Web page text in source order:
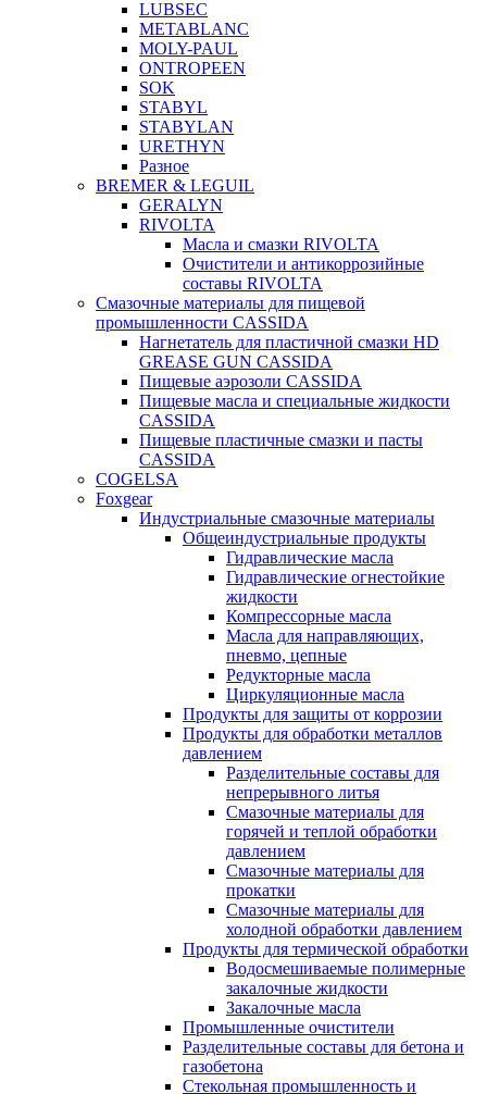
LUBSEC
METABLANC
MOLY-PAUL
ONTROPEEN
SOK
STABYL
STABYLAN
URETHYN
Разное
BREMER & LEGUIL
GERALYN
RIVOLTA
Масла и смазки RIVOLTA
Очистители и антикоррозийные
составы RIVOLTA
Смазочные материалы для пищевой
промышленности CASSIDA
Нагнетатель для пластичной смазки HD
GREASE GUN CASSIDA
Пищевые аэрозоли CASSIDA
Пищевые масла и специальные жидкости
CASSIDA
Пищевые пластичные смазки и пасты
CASSIDA
COGELSA
Foxgear
Индустриальные смазочные материалы
Общеиндустриальные продукты
Гидравлические масла
Гидравлические огнестойкие
жидкости
Компрессорные масла
Масла для направляющих,
пневмо, цепные
Редукторные масла
Циркуляционные масла
Продукты для защиты от коррозии
Продукты для обработки металлов
давлением
Разделительные составы для
непрерывного литья
Смазочные материалы для
горячей и теплой обработки
давлением
Смазочные материалы для
прокатки
Смазочные материалы для
холодной обработки давлением
Продукты для термической обработки
Водосмешиваемые полимерные
закалочные жидкости
Закалочные масла
Промышленные очистители
Разделительные составы для бетона и
газобетона
Стекольная промышленность и